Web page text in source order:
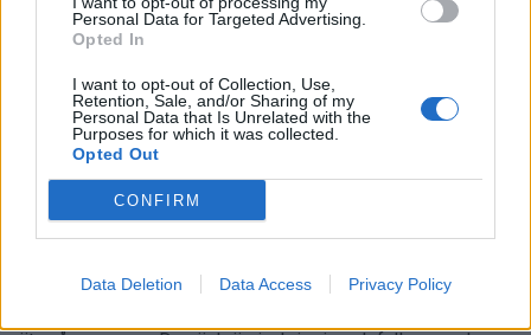
Personal Data for Targeted Advertising.
Opted In
I want to opt-out of Collection, Use,
Retention, Sale, and/or Sharing of my
Personal Data that Is Unrelated with the
Purposes for which it was collected.
Opted Out
CONFIRM
Data Deletion Data Access Privacy Policy
Godaste coleslaw